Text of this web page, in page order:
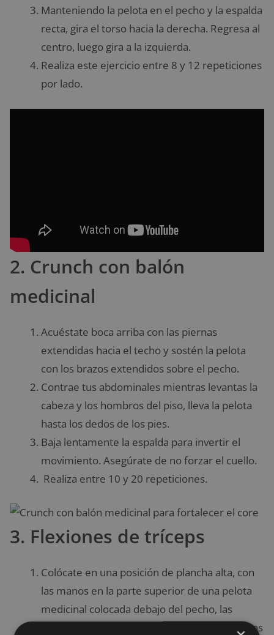
Manteniendo la pelota en el pecho y la espalda
recta, gira el torso hacia la derecha. Regresa al
centro, luego gira a la izquierda.
Realiza este ejercicio entre 8 y 12 repeticiones
por lado.
2. Crunch con balón
medicinal
Acuéstate boca arriba con las piernas
extendidas hacia el techo y sostén la pelota
con los brazos extendidos sobre el pecho.
Contrae tus abdominales mientras levantas la
cabeza y los hombros del piso, lleva la pelota
hasta los dedos de los pies.
Baja lentamente la espalda para invertir el
movimiento. Asegúrate de no forzar el cuello.
Realiza entre 10 y 20 repeticiones.
3. Flexiones de tríceps
Colócate en una posición de plancha alta, con
las manos en la parte superior de una pelota
medicinal colocada debajo del pecho, las
muñecas directamente debajo de los hombros